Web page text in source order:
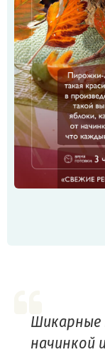
Шикарные
начинкой